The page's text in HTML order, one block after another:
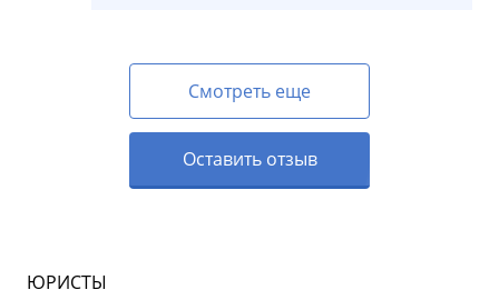
Смотреть еще
Оставить отзыв
ЮРИСТЫ